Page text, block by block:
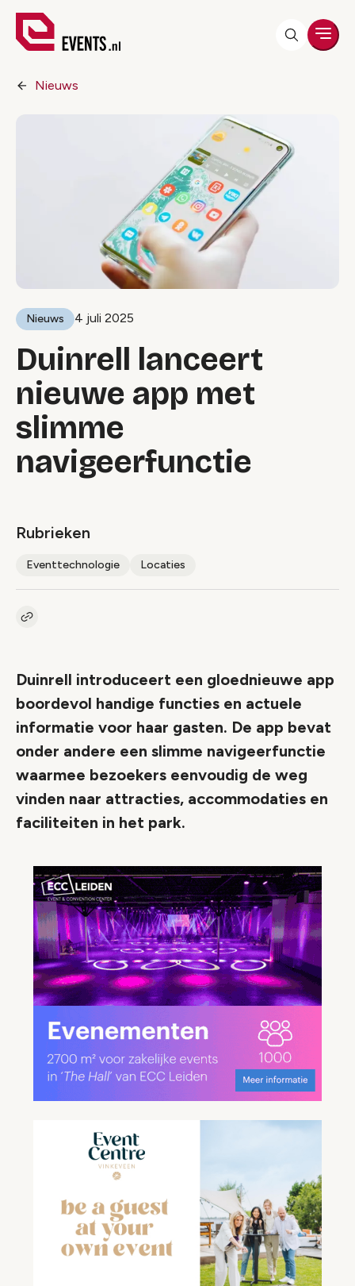
Nieuws
Nieuws 4 juli 2025
Duinrell lanceert
nieuwe app met
slimme
navigeerfunctie
Rubrieken
Eventtechnologie Locaties
Kopieer link naar artikel
Duinrell introduceert een gloednieuwe app
boordevol handige functies en actuele
informatie voor haar gasten. De app bevat
onder andere een slimme navigeerfunctie
waarmee bezoekers eenvoudig de weg
vinden naar attracties, accommodaties en
faciliteiten in het park.